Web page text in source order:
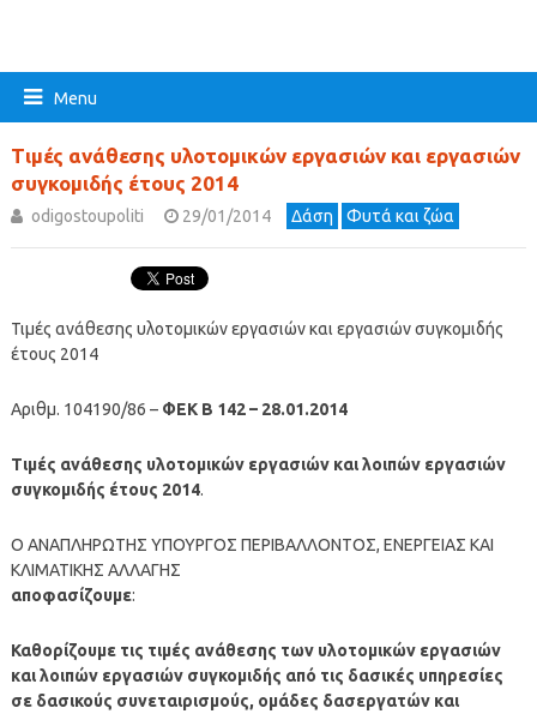
Menu
Τιμές ανάθεσης υλοτομικών εργασιών και εργασιών
συγκομιδής έτους 2014
odigostoupoliti 29/01/2014 Δάση Φυτά και ζώα
Τιμές ανάθεσης υλοτομικών εργασιών και εργασιών συγκομιδής
έτους 2014
Αριθμ. 104190/86 – ΦΕΚ Β 142 – 28.01.2014
Τιμές ανάθεσης υλοτομικών εργασιών και λοιπών εργασιών
συγκομιδής έτους 2014.
Ο ΑΝΑΠΛΗΡΩΤΗΣ ΥΠΟΥΡΓΟΣ ΠΕΡΙΒΑΛΛΟΝΤΟΣ, ΕΝΕΡΓΕΙΑΣ ΚΑΙ
ΚΛΙΜΑΤΙΚΗΣ ΑΛΛΑΓΗΣ
αποφασίζουμε:
Καθορίζουμε τις τιμές ανάθεσης των υλοτομικών εργασιών
και λοιπών εργασιών συγκομιδής από τις δασικές υπηρεσίες
σε δασικούς συνεταιρισμούς, ομάδες δασεργατών και